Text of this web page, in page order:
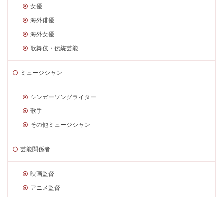
女優
海外俳優
海外女優
歌舞伎・伝統芸能
ミュージシャン
シンガーソングライター
歌手
その他ミュージシャン
芸能関係者
映画監督
アニメ監督